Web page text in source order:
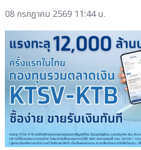
08 กรกฎาคม 2569 11:44 น.